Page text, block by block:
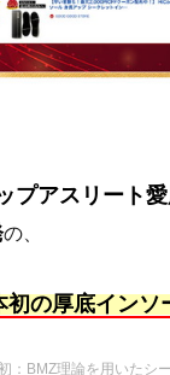
プアスリート愛
の、
初の厚底インソ
：BMZ理論を用いたシ